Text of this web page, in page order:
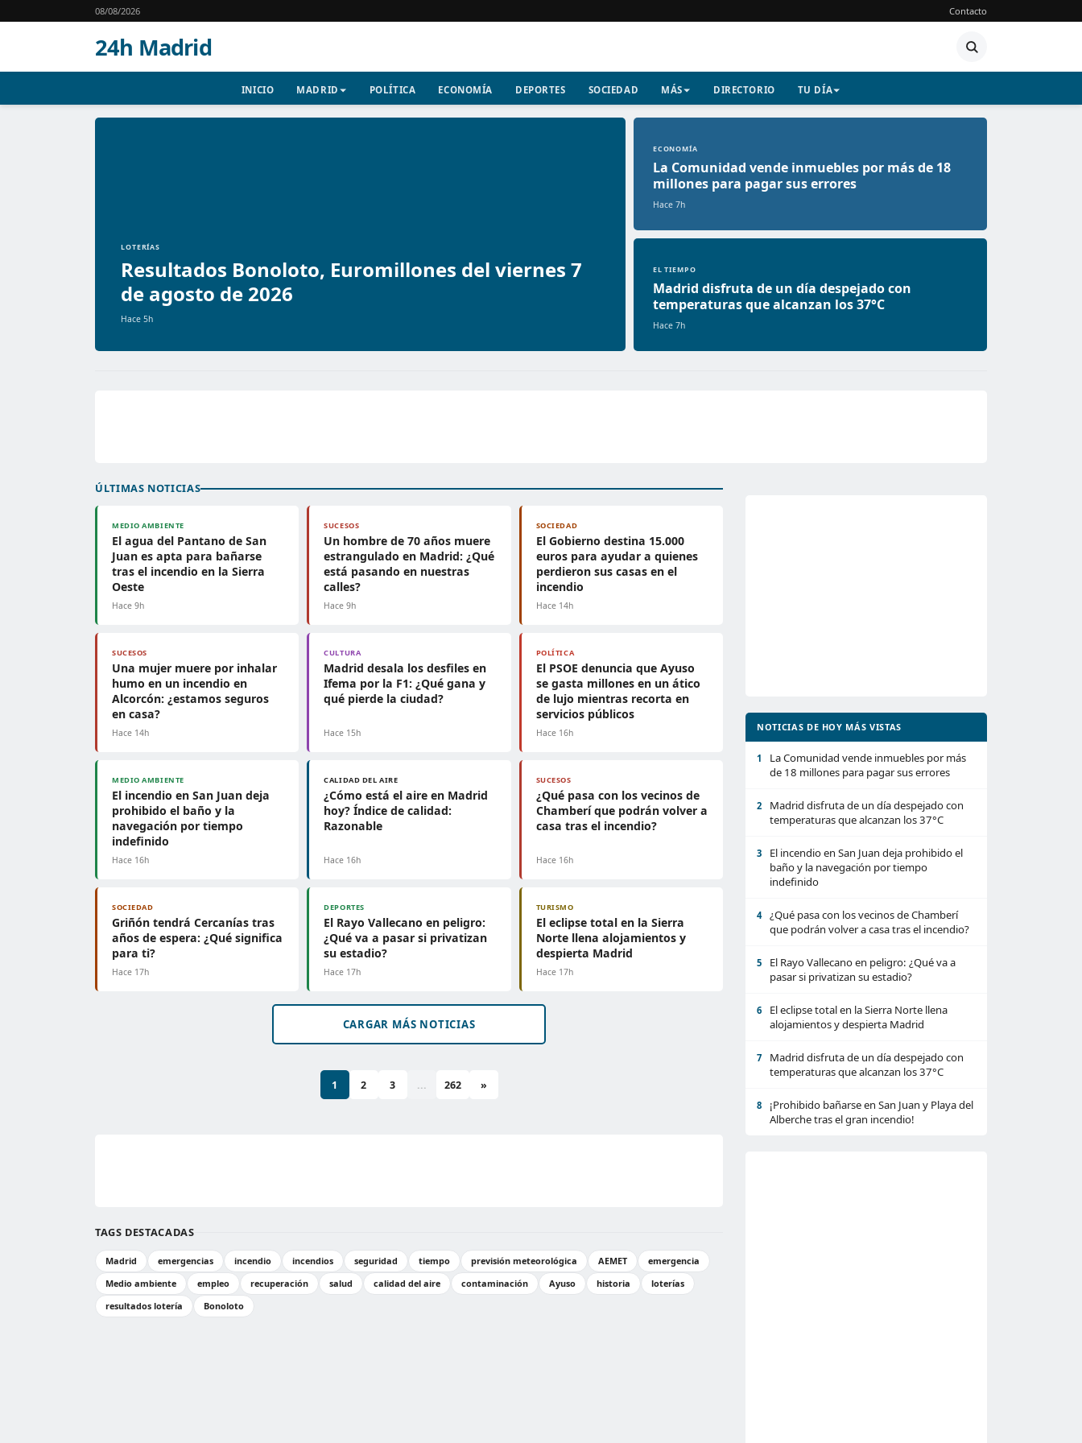
08/08/2026 Contacto
24h Madrid
INICIO MADRID POLÍTICA ECONOMÍA DEPORTES SOCIEDAD MÁS DIRECTORIO TU DÍA
LOTERÍAS
Resultados Bonoloto, Euromillones del viernes 7
de agosto de 2026
Hace 5h
ECONOMÍA
La Comunidad vende inmuebles por más de 18
millones para pagar sus errores
Hace 7h
EL TIEMPO
Madrid disfruta de un día despejado con
temperaturas que alcanzan los 37°C
Hace 7h
ÚLTIMAS NOTICIAS
MEDIO AMBIENTE
El agua del Pantano de San
Juan es apta para bañarse
tras el incendio en la Sierra
Oeste
Hace 9h
SUCESOS
Un hombre de 70 años muere
estrangulado en Madrid: ¿Qué
está pasando en nuestras
calles?
Hace 9h
SOCIEDAD
El Gobierno destina 15.000
euros para ayudar a quienes
perdieron sus casas en el
incendio
Hace 14h
SUCESOS
Una mujer muere por inhalar
humo en un incendio en
Alcorcón: ¿estamos seguros
en casa?
Hace 14h
CULTURA
Madrid desala los desfiles en
Ifema por la F1: ¿Qué gana y
qué pierde la ciudad?
Hace 15h
POLÍTICA
El PSOE denuncia que Ayuso
se gasta millones en un ático
de lujo mientras recorta en
servicios públicos
Hace 16h
MEDIO AMBIENTE
El incendio en San Juan deja
prohibido el baño y la
navegación por tiempo
indefinido
Hace 16h
CALIDAD DEL AIRE
¿Cómo está el aire en Madrid
hoy? Índice de calidad:
Razonable
Hace 16h
SUCESOS
¿Qué pasa con los vecinos de
Chamberí que podrán volver a
casa tras el incendio?
Hace 16h
SOCIEDAD
Griñón tendrá Cercanías tras
años de espera: ¿Qué significa
para ti?
Hace 17h
DEPORTES
El Rayo Vallecano en peligro:
¿Qué va a pasar si privatizan
su estadio?
Hace 17h
TURISMO
El eclipse total en la Sierra
Norte llena alojamientos y
despierta Madrid
Hace 17h
CARGAR MÁS NOTICIAS
1 2 3 ... 262 »
TAGS DESTACADAS
Madrid emergencias incendio incendios seguridad tiempo previsión meteorológica AEMET
emergencia
Medio ambiente
empleo recuperación salud calidad del aire contaminación Ayuso historia
loterías
resultados lotería
Bonoloto
NOTICIAS DE HOY MÁS VISTAS
1
La Comunidad vende inmuebles por más
de 18 millones para pagar sus errores
2
Madrid disfruta de un día despejado con
temperaturas que alcanzan los 37°C
3
El incendio en San Juan deja prohibido el
baño y la navegación por tiempo
indefinido
4
¿Qué pasa con los vecinos de Chamberí
que podrán volver a casa tras el incendio?
5
El Rayo Vallecano en peligro: ¿Qué va a
pasar si privatizan su estadio?
6
El eclipse total en la Sierra Norte llena
alojamientos y despierta Madrid
7
Madrid disfruta de un día despejado con
temperaturas que alcanzan los 37°C
8
¡Prohibido bañarse en San Juan y Playa del
Alberche tras el gran incendio!